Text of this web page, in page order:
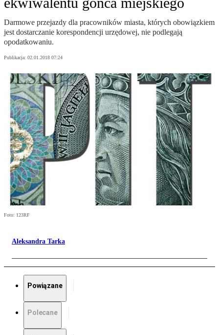
Darmowe przejazdy dla pracowników miasta, których obowiązkiem
jest dostarczanie korespondencji urzędowej, nie podlegają
opodatkowaniu.
Publikacja: 02.01.2018 07:24
Foto: 123RF
Aleksandra Tarka
Powiązane
Polecane